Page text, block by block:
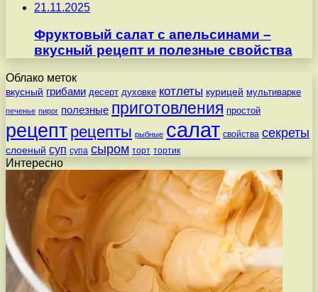
21.11.2025
Фруктовый салат с апельсинами –
вкусный рецепт и полезные свойства
Облако меток
вкусный грибами десерт духовке котлеты курицей мультиварке
печенье пирог полезные приготовления простой
рецепт рецепты рыбные салат свойства секреты
слоеный суп супа сыром торт тортик
Интересно